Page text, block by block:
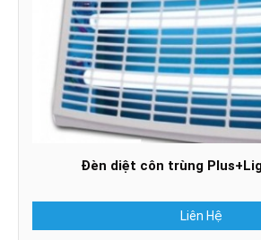
Đèn diệt côn trùng
Liên Hệ